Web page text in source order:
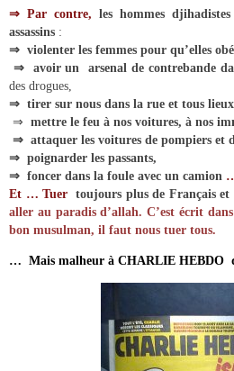
⇒ Par contre, les hommes
assassins :
⇒ violenter les femmes pour qu’elles
⇒ avoir un arsenal de contrebande
des drogues,
⇒ tirer sur nous dans la rue et tous
⇒ mettre le feu à nos voitures, à nos
⇒ attaquer les voitures de pompiers et
⇒ poignarder les passants,
⇒ foncer dans la foule avec un camion
Et … Tuertoujours plus de Français et
aller au paradis d’allah. C’est écrit
bon musulman, il faut nous tuer tous.
… Mais malheur à CHARLIE HEBDO